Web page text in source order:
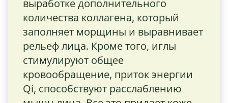
выработке дополнительного
количества коллагена, который
заполняет морщины и выравнивает
рельеф лица. Кроме того, иглы
стимулируют общее
кровообращение, приток энергии
Qi, способствуют расслаблению